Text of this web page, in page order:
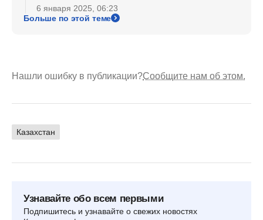
6 января 2025, 06:23
Больше по этой теме
Нашли ошибку в публикации?Сообщите нам об этом.
Казахстан
Узнавайте обо всем первыми
Подпишитесь и узнавайте о свежих новостях